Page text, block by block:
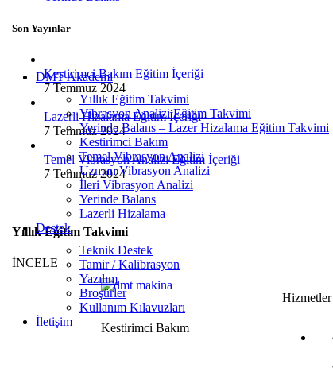
Vibrasyon Analizör Cihazları
DMT Akademi
Yıllık Eğitim Takvimi
Vibrasyon Analizi Eğitim Takvimi
Yerinde Balans – Lazer Hizalama Eğitim Takvimi
Kestirimci Bakım
Temel Vibrasyon Analizi
Uzman Vibrasyon Analizi
İleri Vibrasyon Analizi
Yerinde Balans
Lazerli Hizalama
Destek
Teknik Destek
Tamir / Kalibrasyon
Yazılım
Broşürler
Kullanım Kılavuzları
İletişim
Son Yayınlar
Kestirimci Bakım Eğitim İçeriği
7 Temmuz 2024
Lazerli Hizalama Eğitim İçeriği
7 Temmuz 2024
Temel Vibrasyon Analizi Eğitim İçeriği
7 Temmuz 2024
Yıllık Eğitim Takvimi
İNCELE
Kestirimci Bakım
Hizmetler